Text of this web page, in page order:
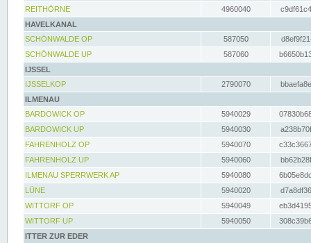
REITHÖRNE
4960040
HAVELKANAL
SCHÖNWALDE OP
587050
SCHÖNWALDE UP
587060
IJSSEL
IJSSELKOP
2790070
ILMENAU
BARDOWICK OP
5940029
BARDOWICK UP
5940030
FAHRENHOLZ OP
5940070
FAHRENHOLZ UP
5940060
ILMENAU SPERRWERK AP
5940080
LÜNE
5940020
WITTORF OP
5940049
WITTORF UP
5940050
ITTER ZUR EDER